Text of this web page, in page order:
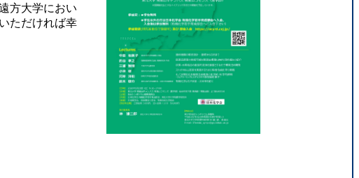
遠方大学におい
ただければ幸